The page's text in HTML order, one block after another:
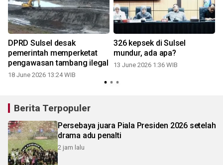
DPRD Sulsel desak
pemerintah memperketat
pengawasan tambang ilegal
18 June 2026 13:24 WIB
326 kepsek di Sulsel
mundur, ada apa?
13 June 2026 1:36 WIB
Berita Terpopuler
Persebaya juara Piala Presiden 2026 setelah
drama adu penalti
2 jam lalu